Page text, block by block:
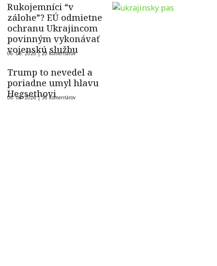
Rukojemníci “v
zálohe”? EÚ odmietne
ochranu Ukrajincom
povinným vykonávať
vojenskú službu
06. 08. 2026 |20 komentárov
Trump to nevedel a
poriadne umyl hlavu
Hegsethovi
06. 08. 2026 |36 komentárov